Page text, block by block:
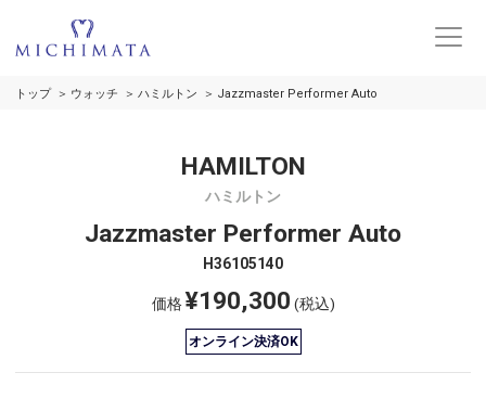
トップ ウォッチ ハミルトン Jazzmaster Performer Auto
HAMILTON
ハミルトン
Jazzmaster Performer Auto
H36105140
価格¥190,300 (税込)
オンライン決済OK